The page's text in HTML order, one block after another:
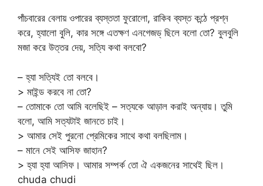
পাঁচবারের বেলায় ওপারের ব্যস্ততা ফুরোলো, রাকিব ব্যস্ত কন্ঠে প্রশ্ন
করে, হ্যালো বুলি, কার সঙ্গে এতক্ষণ এনগেজড্ ছিলে বলো তো? বুলবুলি
মজা করে উত্তর দেয়, সত্যি কথা বলবো?
– হ্যা সত্যিই তো বলবে।
> মাইন্ড করবে না তো?
– তোমাকে তো আমি বলেছিই – সত্যকে আড়াল করাই অন্যায়। তুমি
বলো, আমি সত্যটাই জানতে চাই।
> আমার সেই পুরনো প্রেমিকের সাথে কথা বলছিলাম।
– মানে সেই আসিফ জাহান?
> হ্যা হ্যা আসিফ। আমার সম্পর্ক তো ঐ একজনের সাথেই ছিল।
chuda chudi